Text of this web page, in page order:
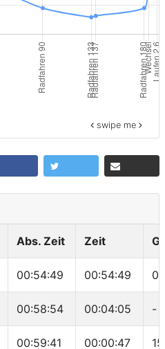
swipe me
Abs. Zeit Zeit
00:54:49 00:54:49
00:58:54 00:04:05 -
00:59:41 00:00:47